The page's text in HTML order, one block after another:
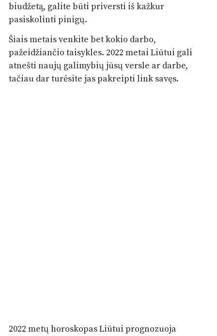
biudžetą, galite būti priversti iš kažkur
pasiskolinti pinigų.
Šiais metais venkite bet kokio darbo,
pažeidžiančio taisykles. 2022 metai Liūtui gali
atnešti naujų galimybių jūsų versle ar darbe,
tačiau dar turėsite jas pakreipti link savęs.
2022 metų horoskopas Liūtui prognozuoja